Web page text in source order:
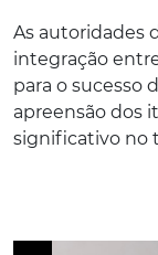
As autoridades
integração
para o sucesso
apreensão dos
significativo no